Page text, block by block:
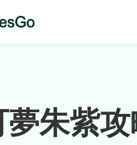
夢朱紫